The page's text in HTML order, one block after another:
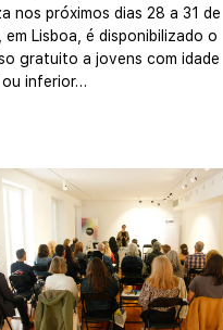
nos próximos dias 28 a 31 de
em Lisboa, é disponibilizado o
gratuito a jovens com idade
ou inferior…